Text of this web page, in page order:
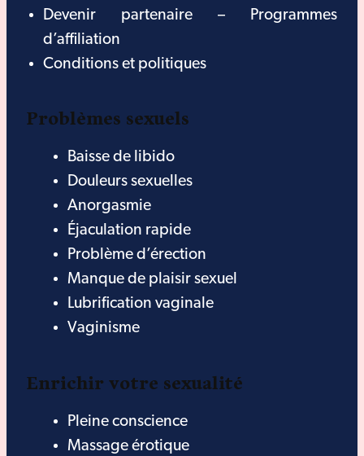
Devenir partenaire – Programmes
d’affiliation
Conditions et politiques
Problèmes sexuels
Baisse de libido
Douleurs sexuelles
Anorgasmie
Éjaculation rapide
Problème d’érection
Manque de plaisir sexuel
Lubrification vaginale
Vaginisme
Enrichir votre sexualité
Pleine conscience
Massage érotique